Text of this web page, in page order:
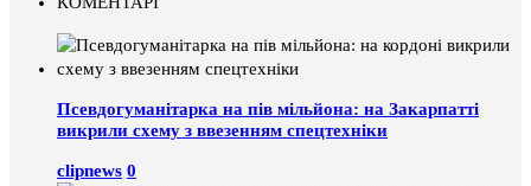
Псевдогуманітарка на пів мільйона: на Закарпатті
викрили схему з ввезенням спецтехніки
clipnews 0